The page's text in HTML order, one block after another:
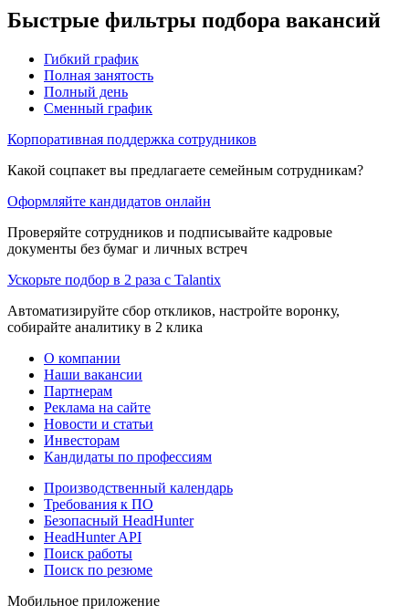
Быстрые фильтры подбора вакансий
Гибкий график
Полная занятость
Полный день
Сменный график
Корпоративная поддержка сотрудников
Какой соцпакет вы предлагаете семейным сотрудникам?
Оформляйте кандидатов онлайн
Проверяйте сотрудников и подписывайте кадровые
документы без бумаг и личных встреч
Ускорьте подбор в 2 раза с Talantix
Автоматизируйте сбор откликов, настройте воронку,
собирайте аналитику в 2 клика
О компании
Наши вакансии
Партнерам
Реклама на сайте
Новости и статьи
Инвесторам
Кандидаты по профессиям
Производственный календарь
Требования к ПО
Безопасный HeadHunter
HeadHunter API
Поиск работы
Поиск по резюме
Мобильное приложение